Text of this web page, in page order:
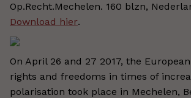
Op.Recht.Mechelen. 160 blzn,
Download hier.
On April 26 and 27 2017, the
rights and freedoms in times of
polarisation took place in Mechelen,